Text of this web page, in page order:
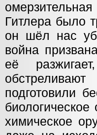
Гитлера было
он шёл нас
война
её
подготовили
химическое